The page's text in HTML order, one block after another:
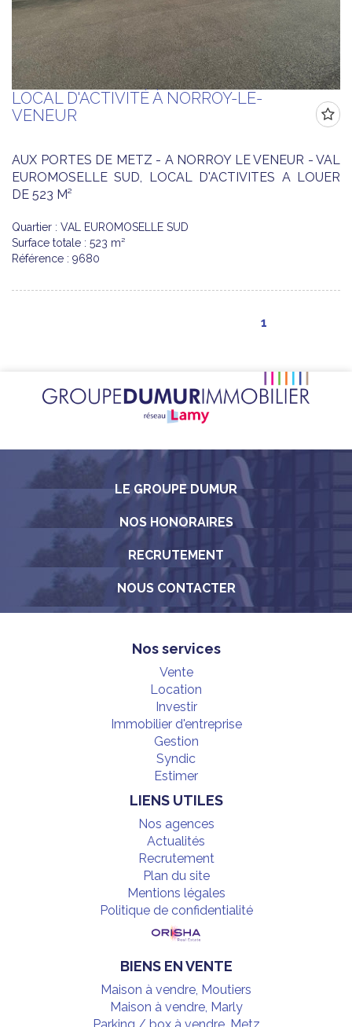
LOCAL D'ACTIVITÉ À NORROY-LE-
VENEUR
AUX PORTES DE METZ - A NORROY LE VENEUR - VAL
EUROMOSELLE SUD, LOCAL D'ACTIVITES A LOUER
DE 523 M²
Quartier : VAL EUROMOSELLE SUD
Surface totale : 523 m²
Référence : 9680
1
LE GROUPE DUMUR
NOS HONORAIRES
RECRUTEMENT
NOUS CONTACTER
Nos services
Vente
Location
Investir
Immobilier d'entreprise
Gestion
Syndic
Estimer
LIENS UTILES
Nos agences
Actualités
Recrutement
Plan du site
Mentions légales
Politique de confidentialité
BIENS EN VENTE
Maison à vendre, Moutiers
Maison à vendre, Marly